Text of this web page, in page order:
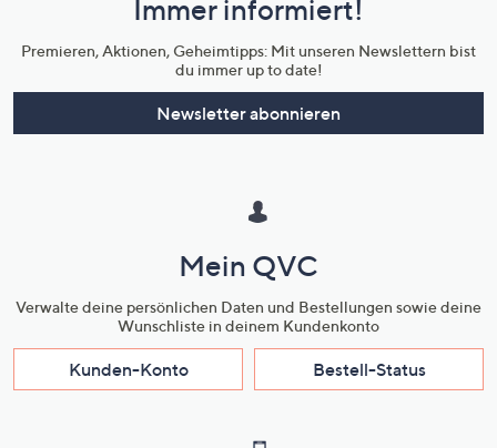
Unternehmensinformationen
Immer informiert!
Premieren, Aktionen, Geheimtipps: Mit unseren Newslettern bist
du immer up to date!
Newsletter abonnieren
Mein QVC
Verwalte deine persönlichen Daten und Bestellungen sowie deine
Wunschliste in deinem Kundenkonto
Kunden-Konto Bestell-Status